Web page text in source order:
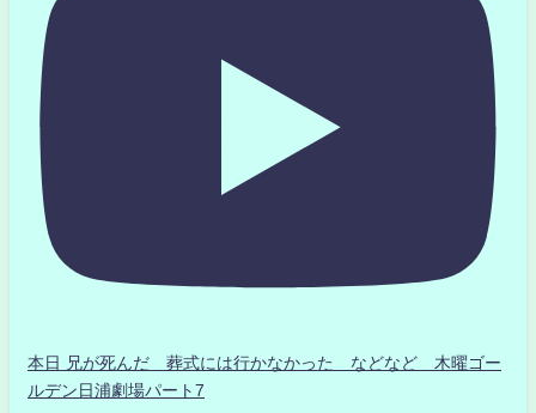
本日 兄が死んだ 葬式には行かなかった などなど 木曜ゴー
ルデン日浦劇場パート7